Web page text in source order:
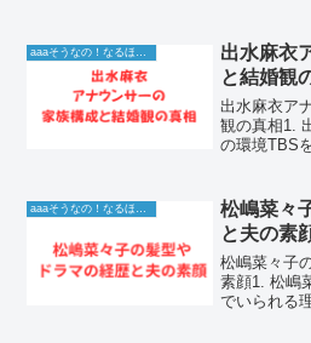
その知性と
のファンに
出水麻衣
と結婚観
出水麻衣ア
観の真相1.
の環境TBS
衣さんは、
親しみやす
松嶋菜々
と夫の素
松嶋菜々子
素顔1. 松嶋
でいられる